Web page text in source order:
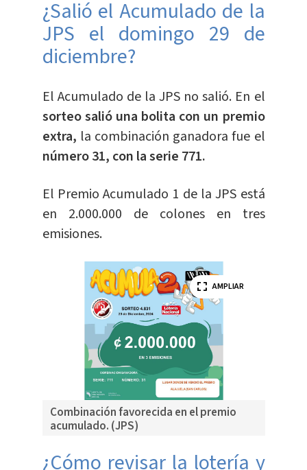
¿Salió el Acumulado de la
JPS el domingo 29 de
diciembre?
El Acumulado de la JPS no salió. En el
sorteo salió una bolita con un premio
extra, la combinación ganadora fue el
número 31, con la serie 771.
El Premio Acumulado 1 de la JPS está
en 2.000.000 de colones en tres
emisiones.
Combinación favorecida en el premio
acumulado. (JPS)
AMPLIAR
¿Cómo revisar la lotería y